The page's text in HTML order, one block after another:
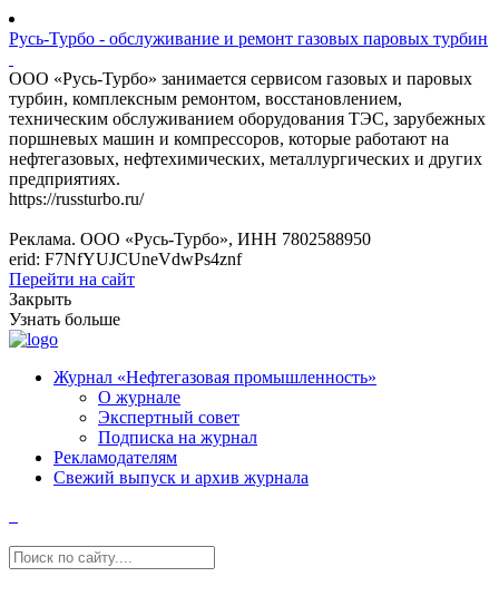
Русь-Турбо - обслуживание и ремонт газовых паровых турбин
ООО «Русь-Турбо» занимается сервисом газовых и паровых
турбин, комплексным ремонтом, восстановлением,
техническим обслуживанием оборудования ТЭС, зарубежных
поршневых машин и компрессоров, которые работают на
нефтегазовых, нефтехимических, металлургических и других
предприятиях.
https://russturbo.ru/
Реклама. ООО «Русь-Турбо», ИНН 7802588950
erid: F7NfYUJCUneVdwPs4znf
Перейти на сайт
Закрыть
Узнать больше
Журнал «Нефтегазовая промышленность»
О журнале
Экспертный совет
Подписка на журнал
Рекламодателям
Свежий выпуск и архив журнала